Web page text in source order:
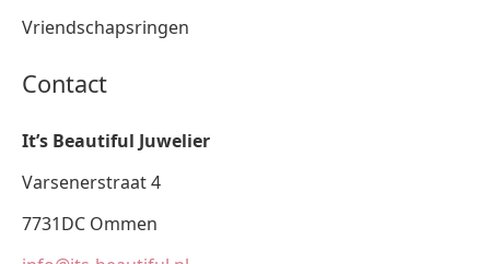
Vriendschapsringen
Contact
It’s Beautiful Juwelier
Varsenerstraat 4
7731DC Ommen